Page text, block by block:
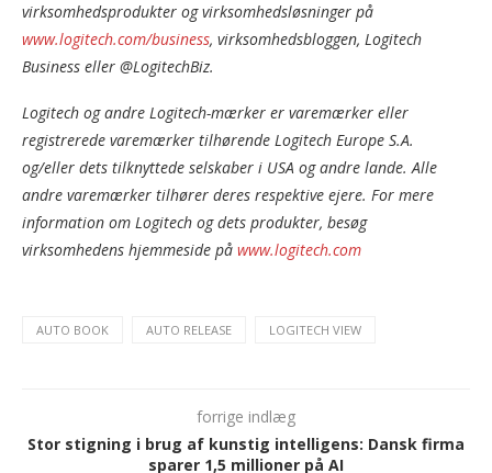
virksomhedsprodukter og virksomhedsløsninger på
www.logitech.com/business, virksomhedsbloggen, Logitech
Business eller @LogitechBiz.
Logitech og andre Logitech-mærker er varemærker eller
registrerede varemærker tilhørende Logitech Europe S.A.
og/eller dets tilknyttede selskaber i USA og andre lande. Alle
andre varemærker tilhører deres respektive ejere. For mere
information om Logitech og dets produkter, besøg
virksomhedens hjemmeside på www.logitech.com
AUTO BOOK AUTO RELEASE LOGITECH VIEW
forrige indlæg
Stor stigning i brug af kunstig intelligens: Dansk firma
sparer 1,5 millioner på AI